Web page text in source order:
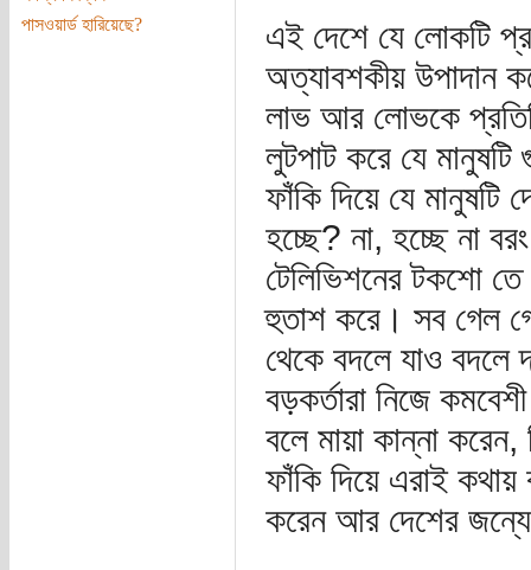
পাসওয়ার্ড হারিয়েছে?
এই দেশে যে লোকটি
অত্যাবশকীয় উপাদান
লাভ আর লোভকে
লুটপাট করে যে মানুষটি
ফাঁকি দিয়ে যে মানুষটি
হচ্ছে? না, হচ্ছে না
টেলিভিশনের টকশো
হুতাশ করে। সব গেল
থেকে বদলে যাও বদলে
বড়কর্তারা নিজে
বলে মায়া কান্না
ফাঁকি দিয়ে এরাই কথায়
করেন আর দেশের জন্যে